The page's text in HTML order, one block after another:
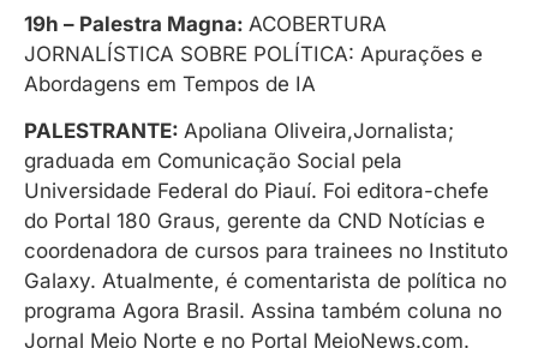
19h – Palestra Magna: ACOBERTURA
JORNALÍSTICA SOBRE POLÍTICA: Apurações e
Abordagens em Tempos de IA
PALESTRANTE: Apoliana Oliveira,Jornalista;
graduada em Comunicação Social pela
Universidade Federal do Piauí. Foi editora-chefe
do Portal 180 Graus, gerente da CND Notícias e
coordenadora de cursos para trainees no Instituto
Galaxy. Atualmente, é comentarista de política no
programa Agora Brasil. Assina também coluna no
Jornal Meio Norte e no Portal MeioNews.com.